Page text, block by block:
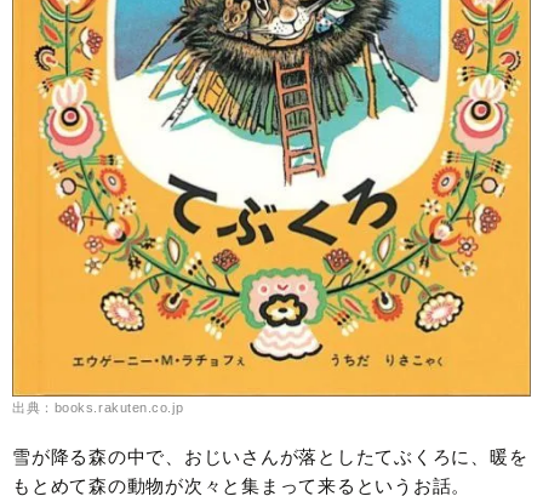
出典：books.rakuten.co.jp
雪が降る森の中で、おじいさんが落としたてぶくろに、暖を
もとめて森の動物が次々と集まって来るというお話。